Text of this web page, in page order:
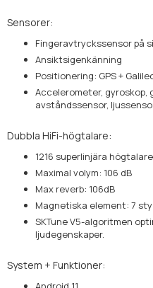
Sensorer:
Fingeravtryckssensor på
Ansiktsigenkänning
Positionering: GPS +
Accelerometer, gyroskop,
avståndssensor,
Dubbla HiFi-högtalare:
1216 superlinjära högtalare
Maximal volym: 106 dB
Max reverb: 106dB
Magnetiska element: 7
SKTune V5-algoritmen
ljudegenskaper.
System + Funktioner: